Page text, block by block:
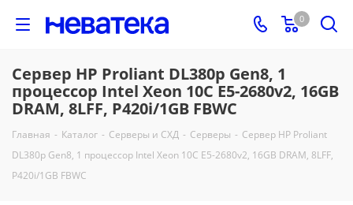
0
Сервер HP Proliant DL380p Gen8, 1
процессор Intel Xeon 10C E5-2680v2, 16GB
DRAM, 8LFF, P420i/1GB FBWC
Главная - Каталог - Серверы и СХД - Серверы - Сервер HP Proliant
DL380p Gen8, 1 процессор Intel Xeon 10C E5-2680v2, 16GB DRAM, 8LFF,
P420i/1GB FBWC